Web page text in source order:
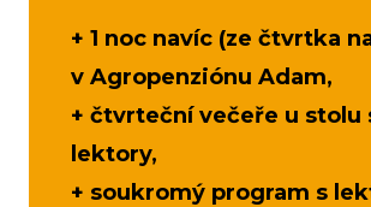
+ 1 noc navíc (ze čtvrtka
v Agropenziónu Adam,
+ čtvrteční večeře u stolu
lektory,
+ soukromý program s